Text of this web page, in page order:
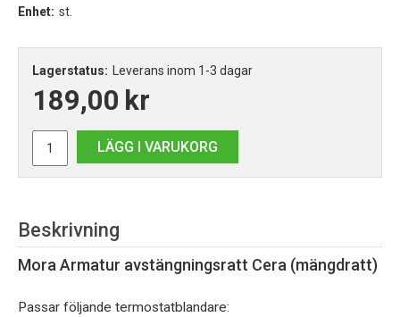
Enhet: st.
Lagerstatus: Leverans inom 1-3 dagar
189,00 kr
LÄGG I VARUKORG
Beskrivning
Mora Armatur avstängningsratt Cera (mängdratt)
Passar följande termostatblandare: